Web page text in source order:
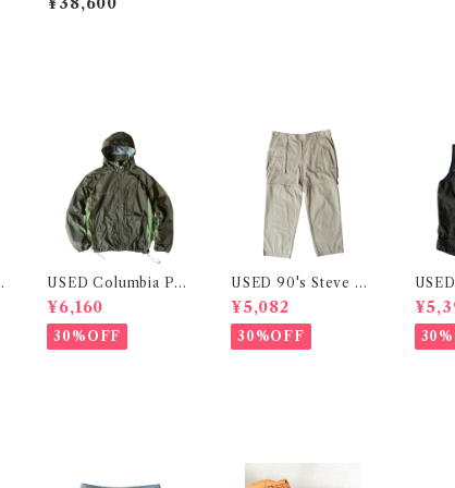
USED Columbia Pac
kable Nylon Jacket
¥6,160
30%OFF
USED 90's Steve De
tachable Fatigue Pa
nts
¥5,082
30%OFF
on